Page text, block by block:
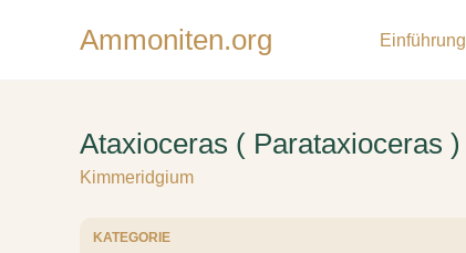
Ammoniten.org Einführung
Ataxioceras ( Parataxioceras
Kimmeridgium
KATEGORIE